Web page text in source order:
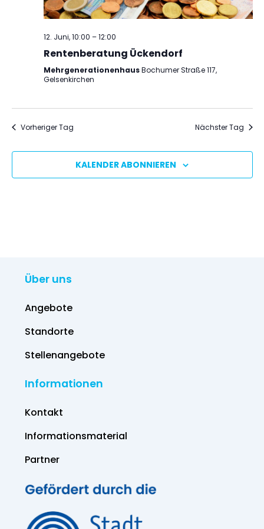
12. Juni, 10:00 –12:00
Rentenberatung Ückendorf
MehrgenerationenhausBochumer Straße 117,
Gelsenkirchen
Vorheriger Tag Nächster Tag
KALENDER ABONNIEREN
Über uns
Angebote
Standorte
Stellenangebote
Informationen
Kontakt
Informations­material
Partner